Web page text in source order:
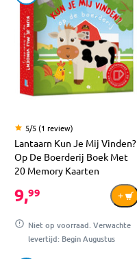
5/5 (1 review)
Lantaarn Kun Je Mij Vinden?
Op De Boerderij Boek Met
20 Memory Kaarten
9,99
Niet op voorraad. Verwachte
levertijd: Begin Augustus